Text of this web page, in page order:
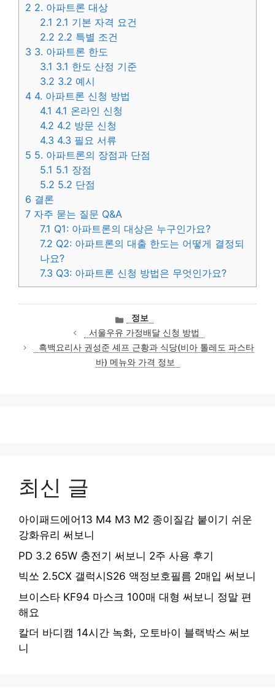
2 2. 아파트론 대상
2.1 2.1 기본 자격 요건
2.2 2.2 특별 조건
3 3. 아파트론 한도
3.1 3.1 한도 산정 기준
3.2 3.2 예시
4 4. 아파트론 신청 방법
4.1 4.1 온라인 신청
4.2 4.2 방문 신청
4.3 4.3 필요 서류
5 5. 아파트론의 장점과 단점
5.1 5.1 장점
5.2 5.2 단점
6 결론
7 자주 묻는 질문 Q&A
7.1 Q1: 아파트론의 대상은 누구인가요?
7.2 Q2: 아파트론의 대출 한도는 어떻게 결정되
나요?
7.3 Q3: 아파트론 신청 방법은 무엇인가요?
카
테
고
리
정보
서울우유 가정배달 신청 방법
흑백요리사 권성준 셰프 근황과 식당(비아 톨레도 파스타
바) 메뉴와 가격 정보
최신 글
아이패드에어13 M4 M3 M2 종이질감 붙이기 쉬운
강화유리 써보니
PD 3.2 65W 충전기 써보니 2주 사용 후기
빅쏘 2.5CX 갤럭시S26 액정보호필름 2매입 써보니
브이스타 KF94 마스크 100매 대형 써보니 정말 편
해요
칼더 바디캠 14시간 녹화, 오토바이 블랙박스 써보
니